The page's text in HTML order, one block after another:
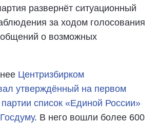
развернёт ситуационный
за ходом голосования
о возможных
Центризбирком
утверждённый на первом
список «Единой России»
. В него вошли более 600